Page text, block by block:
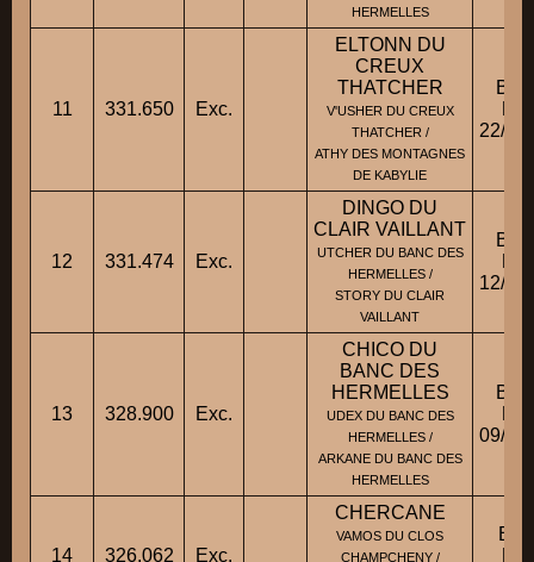
HERMELLES
11 331.650 Exc.
ELTONN DU
CREUX
THATCHER
V'USHER DU CREUX
THATCHER /
ATHY DES MONTAGNES
DE KABYLIE
22/
12 331.474 Exc.
DINGO DU
CLAIR VAILLANT
UTCHER DU BANC DES
HERMELLES /
STORY DU CLAIR
VAILLANT
12/
13 328.900 Exc.
CHICO DU
BANC DES
HERMELLES
UDEX DU BANC DES
HERMELLES /
ARKANE DU BANC DES
HERMELLES
09/
14 326.062 Exc.
CHERCANE
VAMOS DU CLOS
CHAMPCHENY /